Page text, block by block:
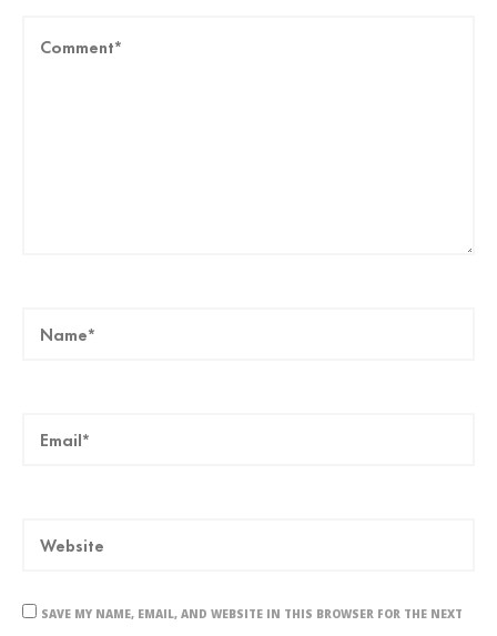
SAVE MY NAME, EMAIL, AND WEBSITE IN THIS BROWSER FOR THE NEXT